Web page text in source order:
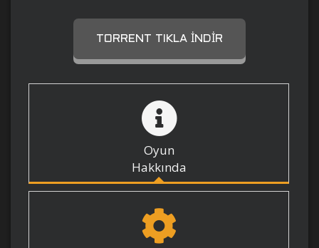
TORRENT TIKLA İNDIR
Oyun
Hakkında